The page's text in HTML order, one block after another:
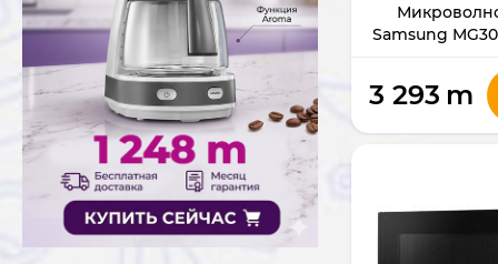
Samsung
3 293 m